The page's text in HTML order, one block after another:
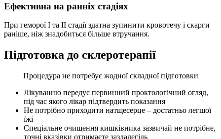
Ефективна на ранніх стадіях
При геморої I та II стадії здатна зупинити кровотечу і скарги
раніше, ніж знадобиться більше втручання.
Підготовка до склеротерапії
Процедура не потребує жодної складної підготовки
Лікуванню передує первинний проктологічний огляд,
під час якого лікар підтвердить показання
Не потрібно приходити натщесерце – достатньо легшої
їжі
Спеціальне очищення кишківника зазвичай не потрібне,
точні вказівки отримаєте заздалегідь